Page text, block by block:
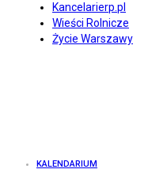
Kancelarierp.pl
Wieści Rolnicze
Życie Warszawy
KALENDARIUM